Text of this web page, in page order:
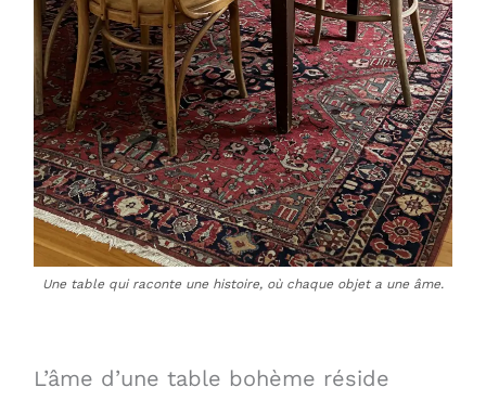
Une table qui raconte une histoire, où chaque objet a une âme.
L’âme d’une table bohème réside